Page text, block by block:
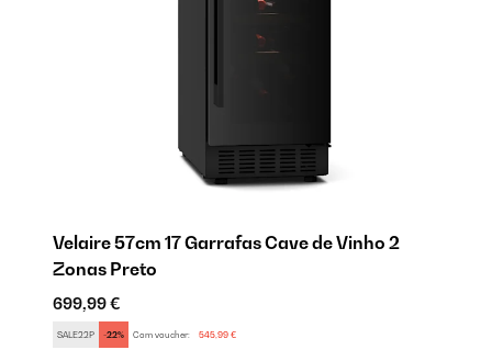
Velaire 57cm 17 Garrafas Cave de Vinho 2
Zonas Preto
699,99 €
SALE22P -22% Com voucher: 545,99 €